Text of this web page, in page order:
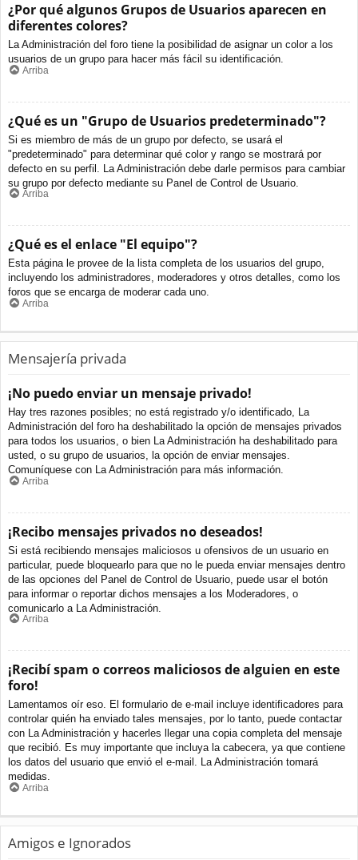
¿Por qué algunos Grupos de Usuarios aparecen en
diferentes colores?
La Administración del foro tiene la posibilidad de asignar un color a los
usuarios de un grupo para hacer más fácil su identificación.
Arriba
¿Qué es un "Grupo de Usuarios predeterminado"?
Si es miembro de más de un grupo por defecto, se usará el
"predeterminado" para determinar qué color y rango se mostrará por
defecto en su perfil. La Administración debe darle permisos para cambiar
su grupo por defecto mediante su Panel de Control de Usuario.
Arriba
¿Qué es el enlace "El equipo"?
Esta página le provee de la lista completa de los usuarios del grupo,
incluyendo los administradores, moderadores y otros detalles, como los
foros que se encarga de moderar cada uno.
Arriba
Mensajería privada
¡No puedo enviar un mensaje privado!
Hay tres razones posibles; no está registrado y/o identificado, La
Administración del foro ha deshabilitado la opción de mensajes privados
para todos los usuarios, o bien La Administración ha deshabilitado para
usted, o su grupo de usuarios, la opción de enviar mensajes.
Comuníquese con La Administración para más información.
Arriba
¡Recibo mensajes privados no deseados!
Si está recibiendo mensajes maliciosos u ofensivos de un usuario en
particular, puede bloquearlo para que no le pueda enviar mensajes dentro
de las opciones del Panel de Control de Usuario, puede usar el botón
para informar o reportar dichos mensajes a los Moderadores, o
comunicarlo a La Administración.
Arriba
¡Recibí spam o correos maliciosos de alguien en este
foro!
Lamentamos oír eso. El formulario de e-mail incluye identificadores para
controlar quién ha enviado tales mensajes, por lo tanto, puede contactar
con La Administración y hacerles llegar una copia completa del mensaje
que recibió. Es muy importante que incluya la cabecera, ya que contiene
los datos del usuario que envió el e-mail. La Administración tomará
medidas.
Arriba
Amigos e Ignorados